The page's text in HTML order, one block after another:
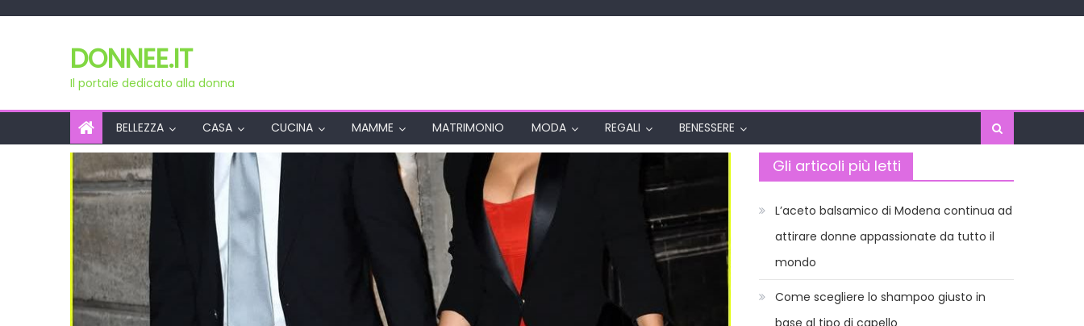
DONNEE.IT
Il portale dedicato alla donna
BELLEZZA CASA CUCINA MAMME MATRIMONIO MODA REGALI BENESSERE
Gli articoli più letti
L’aceto balsamico di Modena continua ad
attirare donne appassionate da tutto il
mondo
Come scegliere lo shampoo giusto in
base al tipo di capello